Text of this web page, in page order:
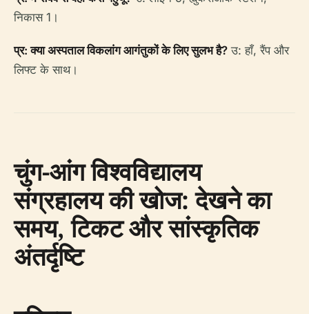
निकास 1।
प्र: क्या अस्पताल विकलांग आगंतुकों के लिए सुलभ है? उ: हाँ, रैंप और
लिफ्ट के साथ।
चुंग-आंग विश्वविद्यालय
संग्रहालय की खोज: देखने का
समय, टिकट और सांस्कृतिक
अंतर्दृष्टि